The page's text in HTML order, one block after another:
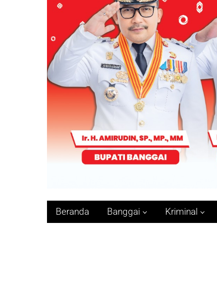
Beranda Banggai Kriminal